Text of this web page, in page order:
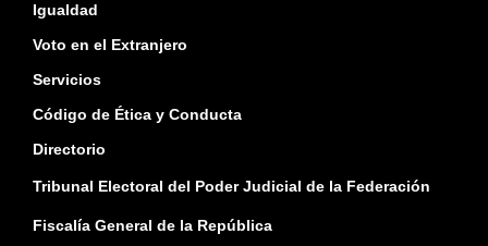
Igualdad
Voto en el Extranjero
Servicios
Código de Ética y Conducta
Directorio
Tribunal Electoral del Poder Judicial de la Federación
Fiscalía General de la República